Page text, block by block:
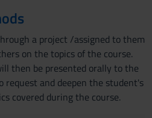
a project /assigned to them
on the topics of the course.
then be presented orally to the
request and deepen the student's
covered during the course.